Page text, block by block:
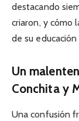
destacando
criaron, y cómo
de su
Un
Conchita y
Una confusión